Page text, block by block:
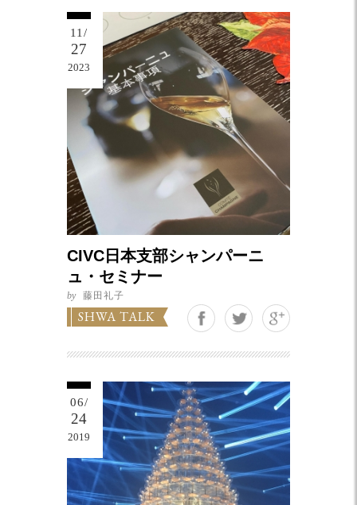
11/
27
2023
CIVC日本支部シャンパーニ
ュ・セミナー
by 藤田礼子
SHWA TALK
06/
24
2019